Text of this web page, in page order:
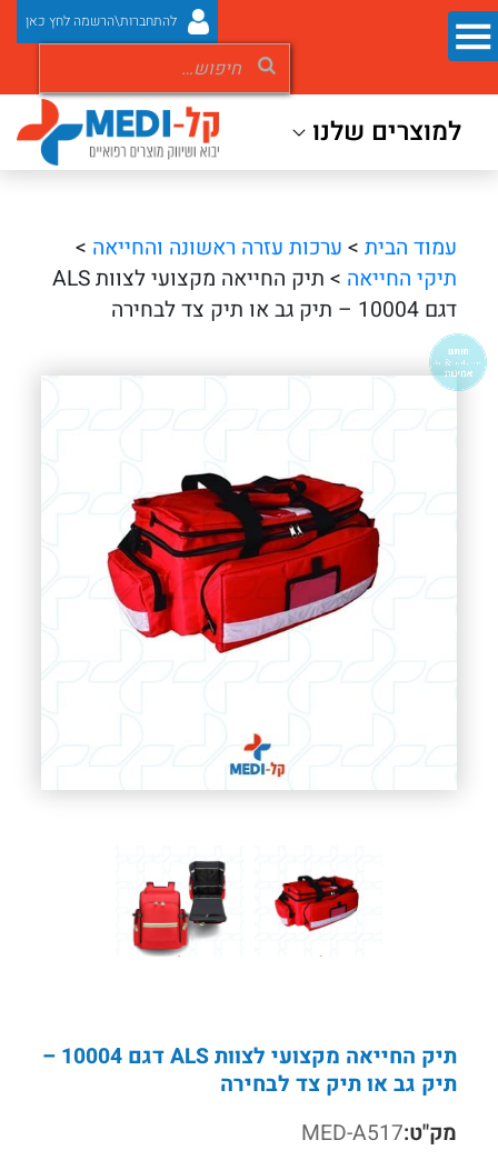
להתחברות\הרשמה לחץ כאן
למוצרים שלנו
עמוד הבית > ערכות עזרה ראשונה והחייאה >
תיקי החייאה
> תיק החייאה מקצועי לצוות ALS
דגם 10004 – תיק גב או תיק צד לבחירה
תיק החייאה מקצועי לצוות ALS דגם 10004 –
תיק גב או תיק צד לבחירה
מק"ט:MED-A517